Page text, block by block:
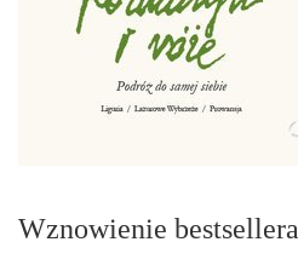
Wznowienie bestsellera